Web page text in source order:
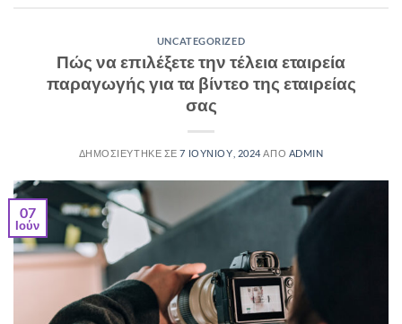
UNCATEGORIZED
Πώς να επιλέξετε την τέλεια εταιρεία
παραγωγής για τα βίντεο της εταιρείας
σας
ΔΗΜΟΣΙΕΥΤΗΚΕ ΣΕ7 ΙΟΥΝΙΟΥ, 2024ΑΠΟ ADMIN
07
Ιούν